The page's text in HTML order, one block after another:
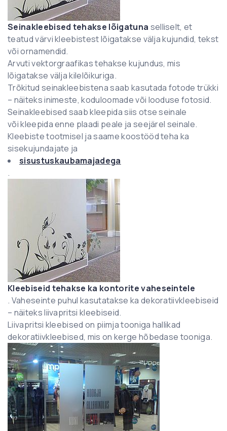
Seinakleebised tehakse lõigatuna selliselt, et
teatud värvi kleebistest lõigatakse välja kujundid, tekst
või ornamendid.
Arvuti vektorgraafikas tehakse kujundus, mis
lõigatakse välja kilelõikuriga.
Trõkitud seinakleebistena saab kasutada fotode trükki
– näiteks inimeste, koduloomade või looduse fotosid.
Seinakleebised saab kleepida siis otse seinale
või kleepida enne plaadi peale ja seejärel seinale.
Kleebiste tootmisel ja saame koostööd teha ka
sisekujundajate ja
sisustuskaubamajadega
.
Kleebiseid tehakse ka kontorite vaheseintele
. Vaheseinte puhul kasutatakse ka dekoratiivkleebiseid
– näiteks liivapritsi kleebiseid.
Liivapritsi kleebised on piimja tooniga hallikad
dekoratiivkleebised, mis on kerge hõbedase tooniga.